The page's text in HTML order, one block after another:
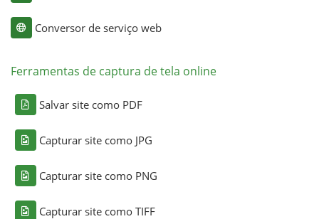
Conversor de serviço web
Ferramentas de captura de tela online
Salvar site como PDF
Capturar site como JPG
Capturar site como PNG
Capturar site como TIFF